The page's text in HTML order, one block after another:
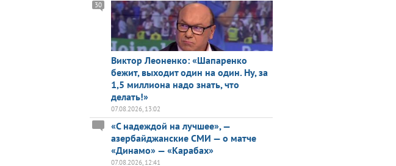
Виктор Леоненко: «Шапаренко
бежит, выходит один на один. Ну, за
1,5 миллиона надо знать, что
делать!»
30
07.08.2026, 13:02
«С надеждой на лучшее», —
азербайджанские СМИ — о матче
«Динамо» — «Карабах»
07.08.2026, 12:41